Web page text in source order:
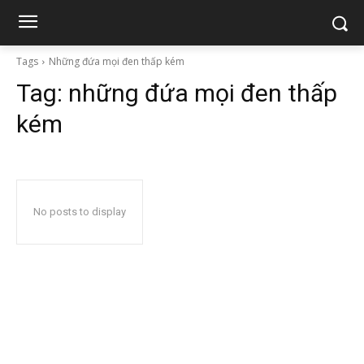
Tags Những đứa mọi đen thấp kém
Tag: những đứa mọi đen thấp
kém
No posts to display